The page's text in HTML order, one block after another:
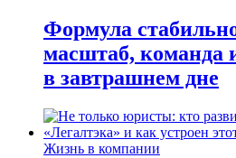
Формула
масштаб, команда
в завтрашнем дне
Жизнь в компании